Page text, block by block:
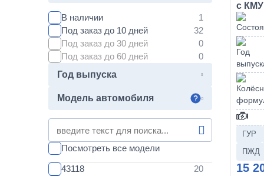
В наличии
Под заказ до 10 дней
Под заказ до 30 дней
Под заказ до 60 дней
Год выпуска
Модель автомобиля
Посмотреть все модели
43118
с
ГУР
ПЖД
15